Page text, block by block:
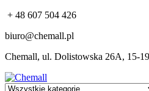
+ 48 607 504 426
biuro@chemall.pl
Chemall, ul. Dolistowska 26A, 15-